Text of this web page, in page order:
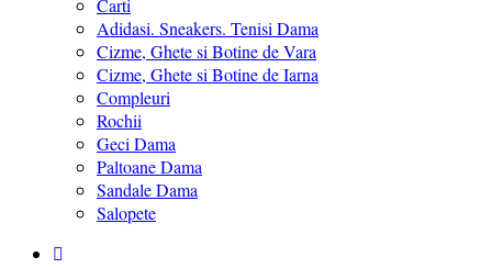
Adidasi. Sneakers. Tenisi Dama
Cizme, Ghete si Botine de Vara
Cizme, Ghete si Botine de Iarna
Compleuri
Rochii
Geci Dama
Paltoane Dama
Sandale Dama
Salopete